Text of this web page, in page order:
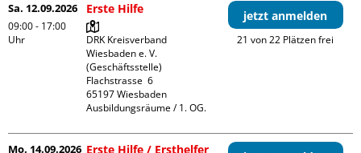
Sa. 12.09.2026
09:00 - 17:00
Uhr
Erste Hilfe
DRK Kreisverband
Wiesbaden e. V.
(Geschäftsstelle)
Flachstrasse  6
65197 Wiesbaden
Ausbildungsräume / 1. OG.
jetzt anmelden
21 von 22 Plätzen frei
Mo. 14.09.2026 Erste Hilfe / Ersthelfer